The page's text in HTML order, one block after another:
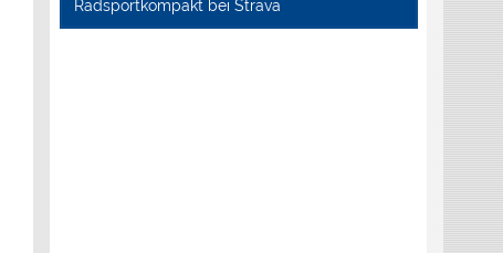
Radsportkompakt bei Strava